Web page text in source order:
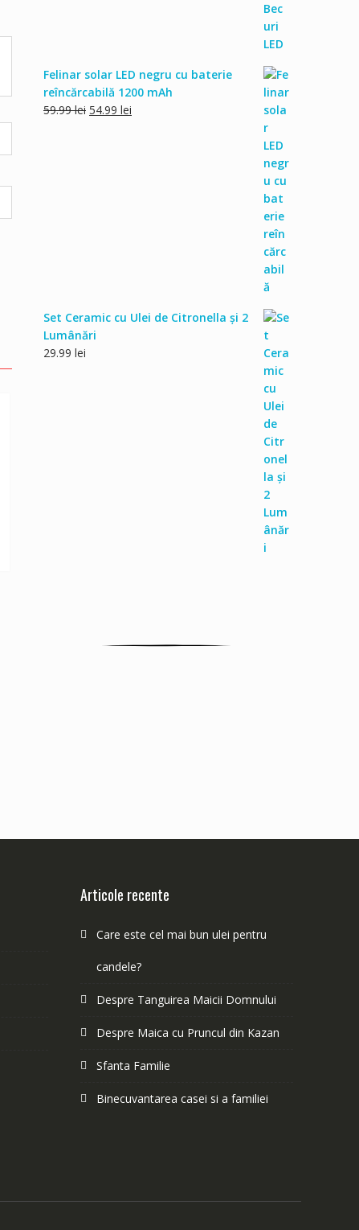
Felinar solar LED negru cu baterie
reîncărcabilă 1200 mAh
59.99lei Prețul
54.99 lei
Set Ceramic cu Ulei de Citronella și 2
Lumânări
29.99 lei
Articole recente
Care este cel mai bun ulei pentru
candele?
Despre Tanguirea Maicii Domnului
Despre Maica cu Pruncul din Kazan
Sfanta Familie
Binecuvantarea casei si a familiei